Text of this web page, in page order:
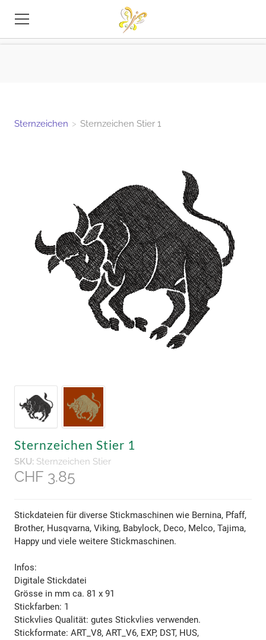
Sternzeichen > Sternzeichen Stier 1
Sternzeichen Stier 1
SKU: Sternzeichen Stier
CHF 3.85
Stickdateien für diverse Stickmaschinen wie Bernina, Pfaff,
Brother, Husqvarna, Viking, Babylock, Deco, Melco, Tajima,
Happy und viele weitere Stickmaschinen.
​Infos:
Digitale Stickdatei
Grösse in mm ca. 81 x 91
Stickfarben: 1
Stickvlies Qualität: gutes Stickvlies verwenden.
Stickformate: ART_V8, ART_V6, EXP, DST, HUS,